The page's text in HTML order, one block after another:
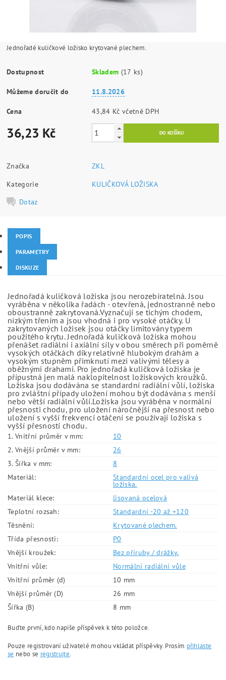
Jednořadé kuličkové ložisko krytované plechem.
Dostupnost Skladem (17 ks)
Můžeme doručit do 11.8.2026
Cena 43,84 Kč včetně DPH
36,23 Kč
Značka
ZKL
Kategorie
KULIČKOVÁ LOŽISKA
Dotaz
POPIS
PARAMETRY
DISKUZE
Jednořadá kuličková ložiska jsou nerozebíratelná. Jsou
vyráběna v několika řadách - otevřená, jednostranně nebo
oboustranně zakrytovaná.Vyznačují se tichým chodem,
nízkým třením a jsou vhodná i pro vysoké otáčky. U
zakrytovaných ložisek jsou otáčky limitovány typem
použitého krytu. Jednořadá kuličková ložiska mohou
přenášet radiální i axiální síly v obou směrech při poměrně
vysokých otáčkách díky relativně hlubokým drahám a
vysokým stupněm přimknutí mezi valivými tělesy a
oběžnými drahami. Pro jednořadá kuličková ložiska je
přípustná jen malá naklopitelnost ložiskových kroužků.
Ložiska jsou dodávána se standardní radiální vůlí, ložiska
pro zvláštní případy uložení mohou být dodávána s menší
nebo větší radiální vůlí.Ložiska jsou vyráběna v normální
přesnosti chodu, pro uložení náročnější na přesnost nebo
uložení s vyšší frekvencí otáčení se používají ložiska s
vyšší přesností chodu.
1. Vnitřní průměr v mm:
10
2. Vnější průměr v mm:
26
3. Šířka v mm:
8
Materiál:
Standardní ocel pro valivá
ložiska.
Materiál klece:
lisovaná ocelová
Teplotní rozsah:
Standardní -20 až +120
Těsnění:
Krytované plechem.
Třída přesnosti:
P0
Vnější kroužek:
Bez příruby / drážky.
Vnitřní vůle:
Normální radiální vůle
Vnitřní průměr (d)
10 mm
Vnější průměr (D)
26 mm
Šířka (B)
8 mm
Buďte první, kdo napíše příspěvek k této položce.
Pouze registrovaní uživatelé mohou vkládat příspěvky. Prosím přihlaste
se nebo se registrujte.